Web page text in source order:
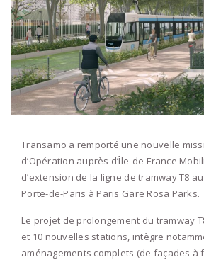
Transamo a remporté une nouvelle
d’Opération auprès d’Île-de-France
d’extension de la ligne de tramway T8
Porte-de-Paris à Paris Gare Rosa Parks.
Le projet de prolongement du tramway
et 10 nouvelles stations, intègre
aménagements complets (de façades à